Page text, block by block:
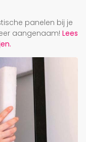
panelen bij je
aangenaam! Lees